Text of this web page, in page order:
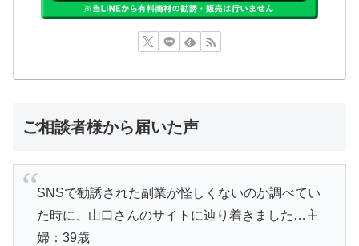
ご相談者様から届いた声
SNSで勧誘された副業が怪しくないのか調べてい
た時に、山口さんのサイトに辿り着きました…主
婦：39歳